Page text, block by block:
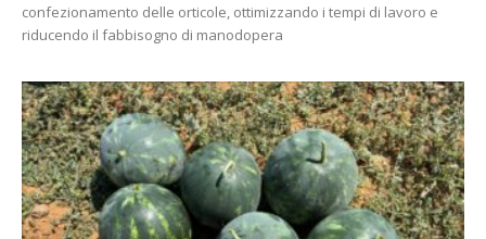
confezionamento delle orticole, ottimizzando i tempi di lavoro e
riducendo il fabbisogno di manodopera